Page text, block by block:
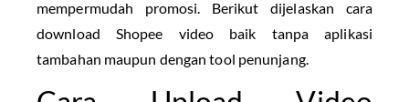
mempermudah promosi. Berikut dijelaskan cara
download Shopee video baik tanpa aplikasi
tambahan maupun dengan tool penunjang.